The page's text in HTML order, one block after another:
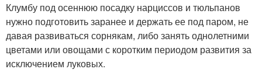
Клумбу под осеннюю посадку нарциссов и тюльпанов
нужно подготовить заранее и держать ее под паром, не
давая развиваться сорнякам, либо занять однолетними
цветами или овощами с коротким периодом развития за
исключением луковых.